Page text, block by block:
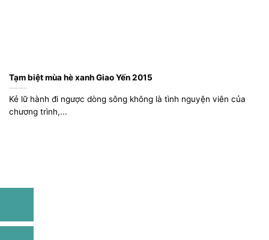
Tạm biệt mùa hè xanh Giao Yến 2015
Kẻ lữ hành đi ngược dòng sông không là tình nguyện viên của
chương trình,...